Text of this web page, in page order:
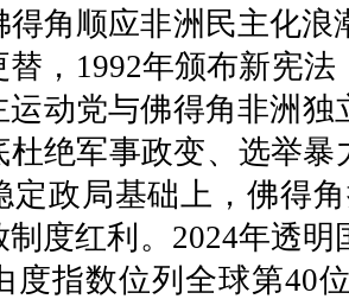
得角顺应非洲民主化
替，1992年颁布新宪
运动党与佛得角非洲
杜绝军事政变、选举
定政局基础上，佛得
度红利。2024年透
度指数位列全球第40